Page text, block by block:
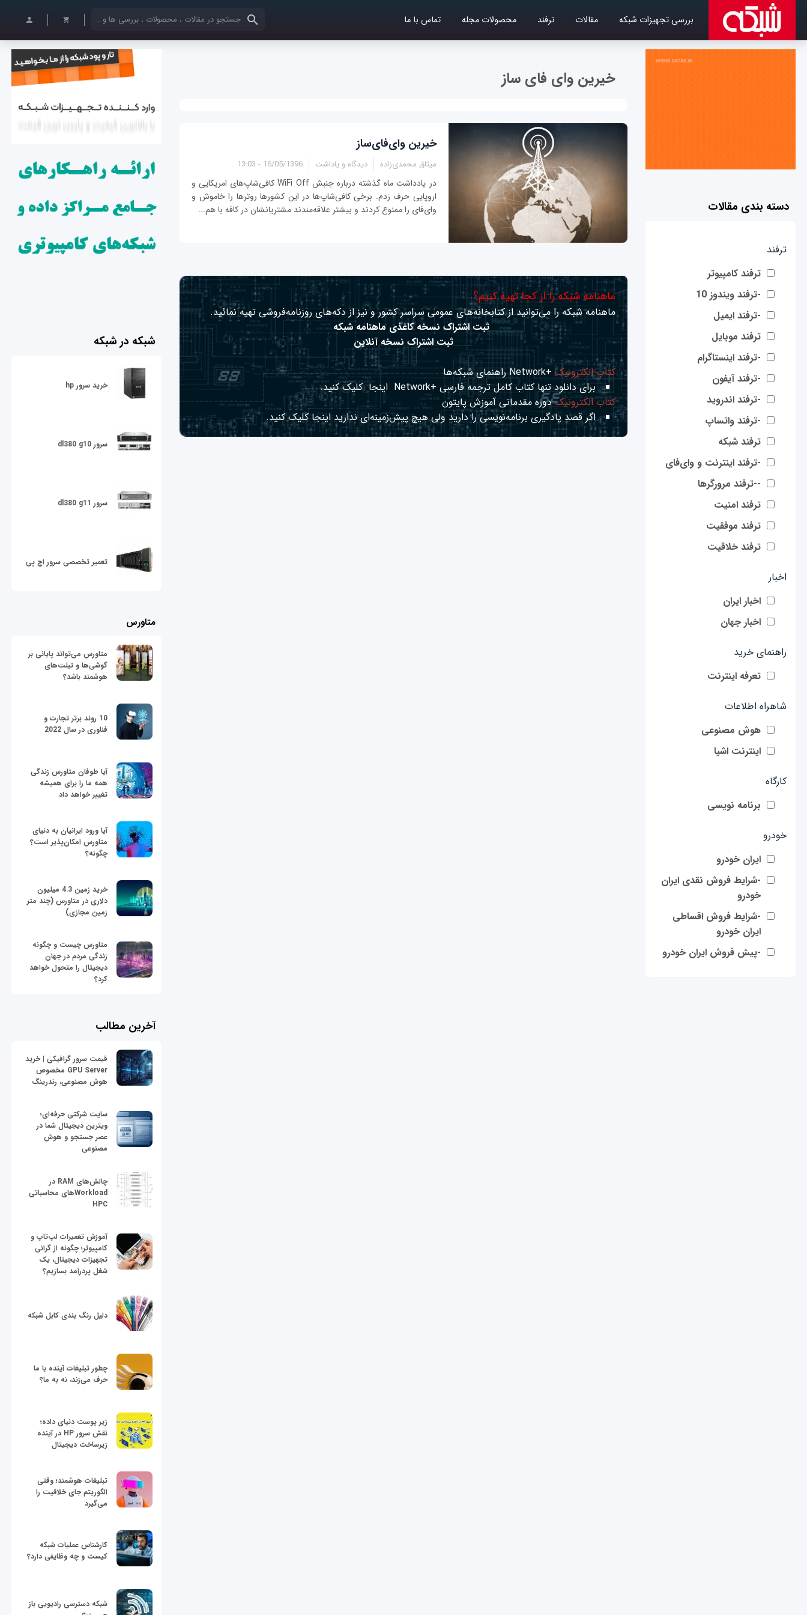
بررسی تجهیزات شبکه مقالات ترفند محصولات مجله تماس با ما کلمات کلیدی خود را وارد کنید
دسته بندی مقالات
ترفند
ترفند کامپیوتر
-ترفند ویندوز 10
-ترفند ایمیل
ترفند موبایل
-ترفند اینستاگرام
-ترفند آیفون
-ترفند اندروید
-ترفند واتساپ
ترفند شبکه
-ترفند اینترنت و وای‌فای
--ترفند مرورگرها
ترفند امنیت
ترفند موفقیت
ترفند خلاقیت
اخبار
اخبار ایران
اخبار جهان
راهنمای خرید
تعرفه اینترنت
شاهراه اطلاعات
هوش مصنوعی
اینترنت اشیا
کارگاه
برنامه نویسی
خودرو
ایران خودرو
-شرایط فروش نقدی ایران
خودرو
-شرایط فروش اقساطی
ایران خودرو
-پیش فروش ایران خودرو
خیرین وای فای ساز
خیرین وای‌فای‌ساز
میثاق محمدی‌زاده دیدگاه و یاداشت 16/05/1396 - 13:03
در یادداشت ماه گذشته درباره جنبش WiFi Off کافی‌شاپ‌های امریکایی و
اروپایی حرف زدم. برخی کافی‌شاپ‌ها در این کشورها روترها را خاموش و
وای‌فای را ممنوع کردند و بیشتر علاقه‌مندند مشتریانشان در کافه با هم...
ماهنامه شبکه را از کجا تهیه کنیم؟
ماهنامه شبکه را می‌توانید از کتابخانه‌های عمومی سراسر کشور و نیز از دکه‌های روزنامه‌فروشی تهیه نمائید.
ثبت اشتراک نسخه کاغذی ماهنامه شبکه
ثبت اشتراک نسخه آنلاین
کتاب الکترونیک +Network راهنمای شبکه‌ها
برای دانلود تنها کتاب کامل ترجمه فارسی +Network
اینجا کلیک کنید.
کتاب الکترونیکدوره مقدماتی آموزش پایتون
اگر قصد یادگیری برنامه‌نویسی را دارید ولی هیچ پیش‌زمینه‌ای نداریداینجا کلیک کنید.
شبکه در شبکه
خرید سرور hp
سرور dl380 g10
سرور dl380 g11
تعمیر تخصصی سرور اچ پی
متاورس
متاورس می‌تواند پایانی بر
گوشی‌ها و تبلت‌های
هوشمند باشد؟
10 روند برتر تجارت و
فناوری در سال 2022
آیا طوفان متاورس زندگی
همه ما را برای همیشه
تغییر خواهد داد
آیا ورود ایرانیان به دنیای
متاورس امکان‌پذیر است؟
چگونه؟
خرید زمین 4.3 میلیون
دلاری در متاورس (چند متر
زمین مجازی)
متاورس چیست و چگونه
زندگی مردم در جهان
دیجیتال را متحول خواهد
کرد؟
آخرین مطالب
قیمت سرور گرافیکی | خرید
GPU Server مخصوص
هوش مصنوعی، رندرینگ
سایت شرکتی حرفه‌ای؛
ویترین دیجیتال شما در
عصر جستجو و هوش
مصنوعی
چالش‌های RAM در
Workloadهای محاسباتی
HPC
آموزش تعمیرات لپ‌تاپ و
کامپیوتر؛ چگونه از گرانی
تجهیزات دیجیتال، یک
شغل پردرآمد بسازیم؟
دلیل رنگ بندی کابل شبکه
چطور تبلیغات آینده با ما
حرف می‌زند، نه به ما؟
زیر پوست دنیای داده؛
نقش سرور HP در آینده
زیرساخت دیجیتال
تبلیغات هوشمند؛ وقتی
الگوریتم جای خلاقیت را
می‌گیرد
کارشناس عملیات شبکه
کیست و چه وظایفی دارد؟
شبکه دسترسی رادیویی باز